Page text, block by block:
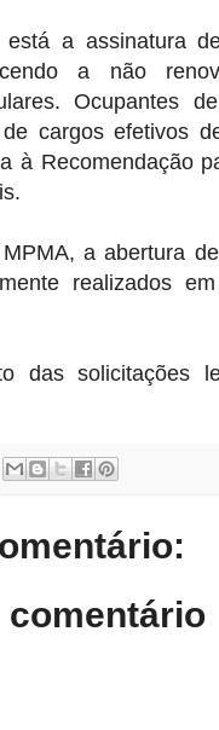
a assinatura
a não
Ocupantes
cargos efetivos
à Recomendação
a abertura
realizados
das solicitações
comentário